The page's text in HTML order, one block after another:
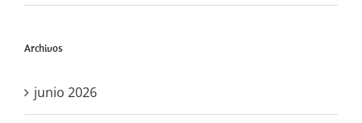
Archivos
junio 2026